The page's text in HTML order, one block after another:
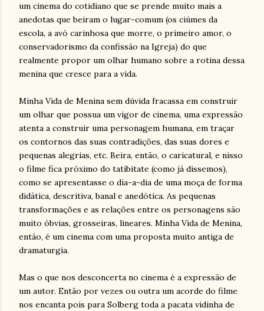
um cinema do cotidiano que se prende muito mais a
anedotas que beiram o lugar-comum (os ciúmes da
escola, a avó carinhosa que morre, o primeiro amor, o
conservadorismo da confissão na Igreja) do que
realmente propor um olhar humano sobre a rotina dessa
menina que cresce para a vida.
Minha Vida de Menina sem dúvida fracassa em construir
um olhar que possua um vigor de cinema, uma expressão
atenta a construir uma personagem humana, em traçar
os contornos das suas contradições, das suas dores e
pequenas alegrias, etc. Beira, então, o caricatural, e nisso
o filme fica próximo do tatibitate (como já dissemos),
como se apresentasse o dia-a-dia de uma moça de forma
didática, descritiva, banal e anedótica. As pequenas
transformações e as relações entre os personagens são
muito óbvias, grosseiras, lineares. Minha Vida de Menina,
então, é um cinema com uma proposta muito antiga de
dramaturgia.
Mas o que nos desconcerta no cinema é a expressão de
um autor. Então por vezes ou outra um acorde do filme
nos encanta pois para Solberg toda a pacata vidinha de